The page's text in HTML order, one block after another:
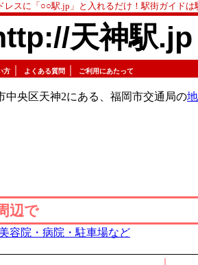
レスに「○○駅.jp」と入れるだけ！駅街ガイド
天神駅.jp
方 よくある質問 ご利用にあたって
中央区天神2にある、福岡市交通局の
辺で
美容院・病院・駐車場など